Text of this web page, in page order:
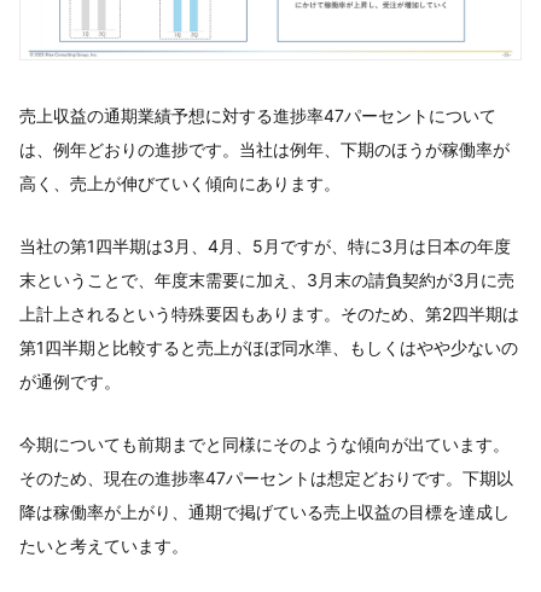
売上収益の通期業績予想に対する進捗率47パーセントについて
は、例年どおりの進捗です。当社は例年、下期のほうが稼働率が
高く、売上が伸びていく傾向にあります。
当社の第1四半期は3月、4月、5月ですが、特に3月は日本の年度
末ということで、年度末需要に加え、3月末の請負契約が3月に売
上計上されるという特殊要因もあります。そのため、第2四半期は
第1四半期と比較すると売上がほぼ同水準、もしくはやや少ないの
が通例です。
今期についても前期までと同様にそのような傾向が出ています。
そのため、現在の進捗率47パーセントは想定どおりです。下期以
降は稼働率が上がり、通期で掲げている売上収益の目標を達成し
たいと考えています。